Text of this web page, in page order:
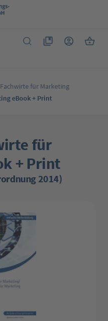
Du hast 0 Produkte
Fachwirte für Marketing
eBook + Print
für
+ Print
2014)